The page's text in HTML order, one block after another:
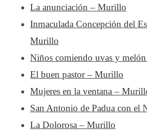
La anunciación – Murillo
Inmaculada Concepción del
Murillo
Niños comiendo uvas y
El buen pastor – Murillo
Mujeres en la ventana –
San Antonio de Padua con el
La Dolorosa – Murillo